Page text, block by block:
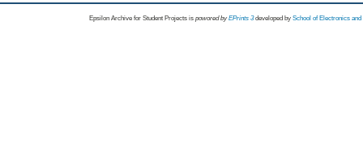
Epsilon Archive for Student Projects is powored byEPrints 3 developed by School of Electronics